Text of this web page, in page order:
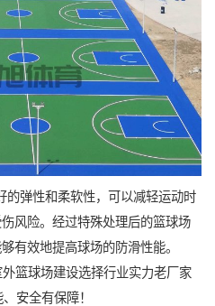
的弹性和柔软性，可以减轻运动时
风险。经过特殊处理后的篮球场
有效地提高球场的防滑性能。
篮球场建设选择行业实力老厂家
安全有保障！